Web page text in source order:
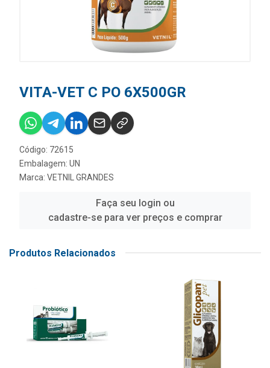
VITA-VET C PO 6X500GR
Código: 72615
Embalagem: UN
Marca: VETNIL GRANDES
Faça seu login ou
cadastre-se para ver preços e comprar
Produtos Relacionados